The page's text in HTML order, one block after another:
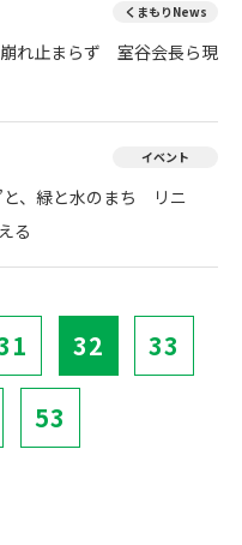
くまもりNews
れ止まらず 室谷会長ら現
イベント
、緑と水のまち リニ
る
32 33
53